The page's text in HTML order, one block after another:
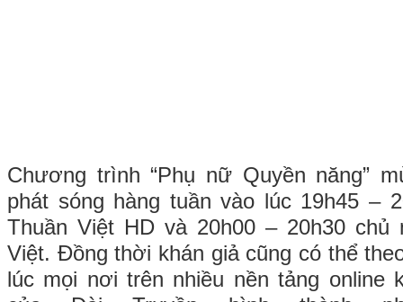
Chương trình “Phụ nữ Quyền năng”
phát sóng hàng tuần vào lúc 19h45 –
Thuần Việt HD và 20h00 – 20h30 chủ
Việt. Đồng thời khán giả cũng có thể
lúc mọi nơi trên nhiều nền tảng online